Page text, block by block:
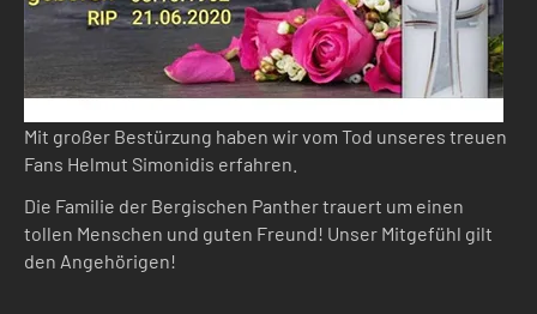
Mit großer Bestürzung haben wir vom Tod unseres treuen
Fans Helmut Simonidis erfahren.
Die Familie der Bergischen Panther trauert um einen
tollen Menschen und guten Freund! Unser Mitgefühl gilt
den Angehörigen!